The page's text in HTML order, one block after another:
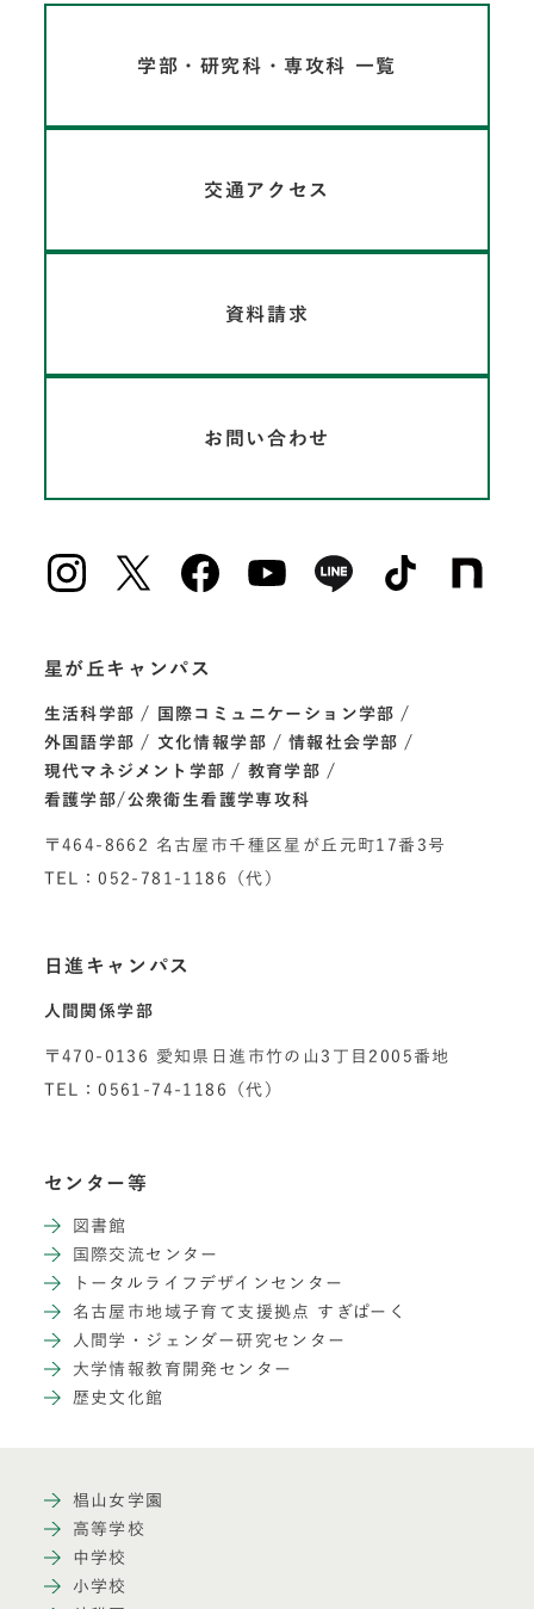
学部・研究科・専攻科 一覧
交通アクセス
資料請求
お問い合わせ
星が丘キャンパス
生活科学部
国際コミュニケーション学部
外国語学部
文化情報学部
情報社会学部
現代マネジメント学部
教育学部
看護学部/公衆衛生看護学専攻科
〒464-8662 名古屋市千種区星が丘元町17番3号
TEL：052-781-1186（代）
日進キャンパス
人間関係学部
〒470-0136 愛知県日進市竹の山3丁目2005番地
TEL：0561-74-1186（代）
センター等
図書館
国際交流センター
トータルライフデザインセンター
名古屋市地域子育て支援拠点 すぎぱーく
人間学・ジェンダー研究センター
大学情報教育開発センター
歴史文化館
椙山女学園
高等学校
中学校
小学校